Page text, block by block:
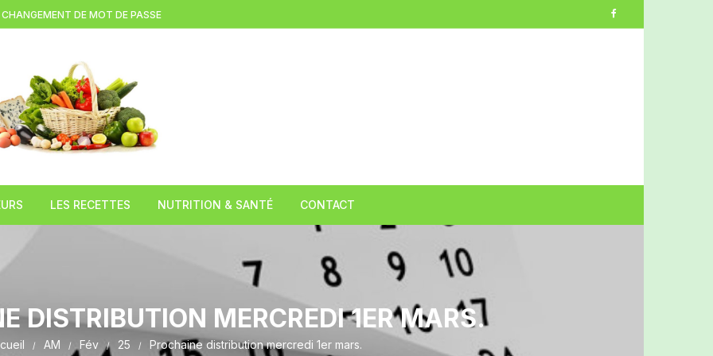
CHANGEMENT DE MOT DE PASSE
LES RECETTES
Le Caviar du pauvre
NUTRITION & SANTÉ CONTACT
DISTRIBUTION MERCREDI 1ER MARS.
AM Fév 25 Prochaine distribution mercredi 1er mars.